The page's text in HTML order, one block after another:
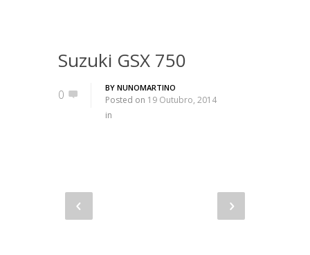
Suzuki GSX 750
0 BY NUNOMARTINO
Posted on 19 Outubro, 2014
in